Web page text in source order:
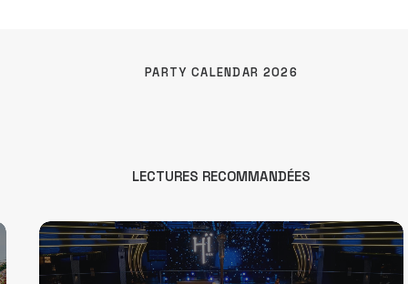
PARTY CALENDAR 2026
LECTURES RECOMMANDÉES